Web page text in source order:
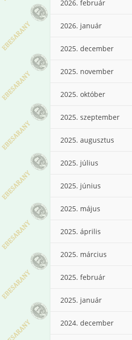
2026. február
2026. január
2025. december
2025. november
2025. október
2025. szeptember
2025. augusztus
2025. július
2025. június
2025. május
2025. április
2025. március
2025. február
2025. január
2024. december